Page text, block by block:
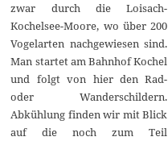
zwar durch die Loisach-
Kochelsee-Moore, wo über 200
Vogelarten nachgewiesen sind.
Man startet am Bahnhof Kochel
und folgt von hier den Rad-
oder Wanderschildern.
Abkühlung finden wir mit Blick
auf die noch zum Teil